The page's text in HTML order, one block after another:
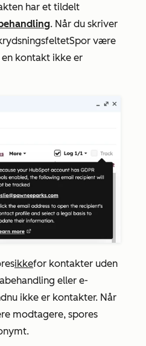
har et tildelt
. Når du skriver
Spor være
kontakt ikke er
ikkefor kontakter uden
eller e-
ikke er kontakter. Når
modtagere, spores